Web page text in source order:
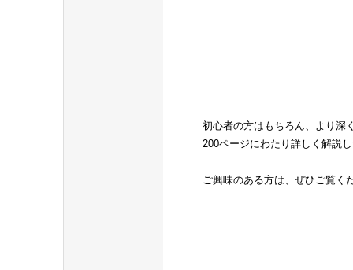
初心者の方はもちろん、より深
200ページにわたり詳しく解説
ご興味のある方は、ぜひご覧く